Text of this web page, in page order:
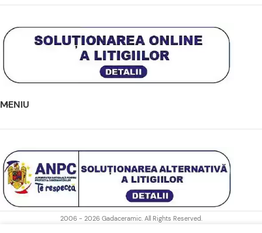
MENIU
2006 - 2026 Gadaceramic. All Rights Reserved.